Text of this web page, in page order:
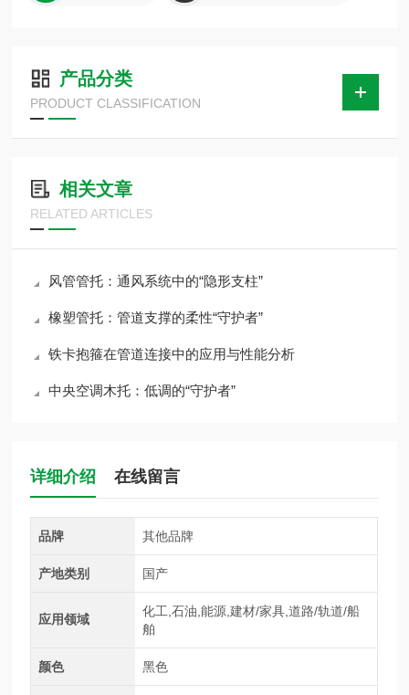
产品分类
PRODUCT CLASSIFICATION
相关文章
RELATED ARTICLES
风管管托：通风系统中的“隐形支柱”
橡塑管托：管道支撑的柔性“守护者”
铁卡抱箍在管道连接中的应用与性能分析
中央空调木托：低调的“守护者”
详细介绍 在线留言
品牌 其他品牌
产地类别 国产
应用领域
化工,石油,能源,建材/家具,道路/轨道/船
舶
颜色 黑色